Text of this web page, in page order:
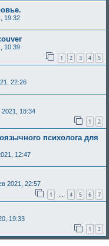
19:32
10:39
1 2 3 4 5
22:26
2021, 18:34
1 2
психолога для
12:47
2021, 22:57
1 … 4 5 6 7
19:33
1 2